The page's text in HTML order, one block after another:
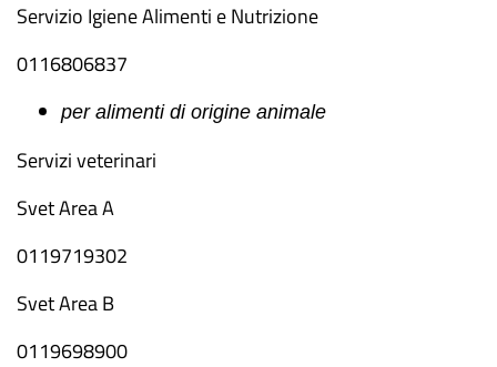
Servizio Igiene Alimenti e Nutrizione
0116806837
per alimenti di origine animale
Servizi veterinari
Svet Area A
0119719302
Svet Area B
0119698900